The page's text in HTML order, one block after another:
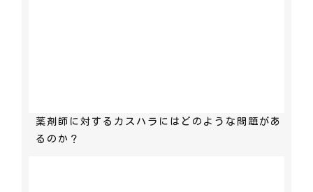
薬剤師に対するカスハラにはどのような問題があ
るのか？